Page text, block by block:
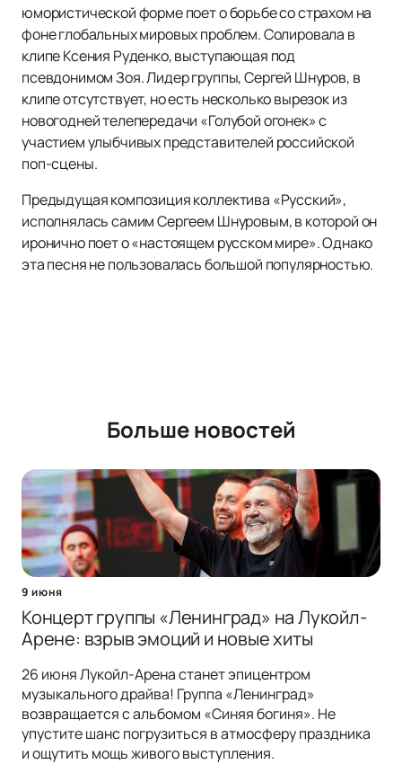
юмористической форме поет о борьбе со страхом на
фоне глобальных мировых проблем. Солировала в
клипе Ксения Руденко, выступающая под
псевдонимом Зоя. Лидер группы, Сергей Шнуров, в
клипе отсутствует, но есть несколько вырезок из
новогодней телепередачи «Голубой огонек» с
участием улыбчивых представителей российской
поп-сцены.
Предыдущая композиция коллектива «Русский»,
исполнялась самим Сергеем Шнуровым, в которой он
иронично поет о «настоящем русском мире». Однако
эта песня не пользовалась большой популярностью.
Больше новостей
9 июня
Концерт группы «Ленинград» на Лукойл-
Арене: взрыв эмоций и новые хиты
26 июня Лукойл-Арена станет эпицентром
музыкального драйва! Группа «Ленинград»
возвращается с альбомом «Синяя богиня». Не
упустите шанс погрузиться в атмосферу праздника
и ощутить мощь живого выступления.